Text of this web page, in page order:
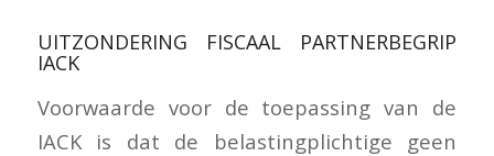
UITZONDERING FISCAAL PARTNERBEGRIP
IACK
Voorwaarde voor de toepassing van de
IACK is dat de belastingplichtige geen